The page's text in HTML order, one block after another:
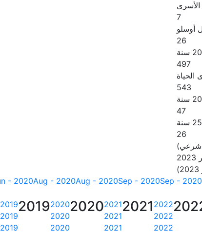
7
أوسلو
26
497
543
47
26
شرعي)
Sep - 2020
Sep - 2020
Aug - 2020
Aug - 2020
- 2020
2022
2022
2022
2021
2021
2021
2021
2020
2020
2020
2020
2019
2019
2019
2019